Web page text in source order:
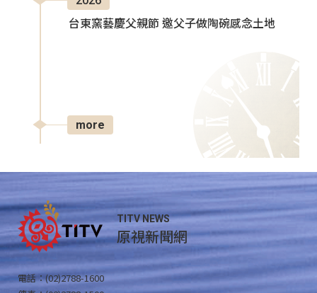
台東窯藝慶父親節 邀父子做陶碗感念土地
more
TITV NEWS
原視新聞網
電話：(02)2788-1600